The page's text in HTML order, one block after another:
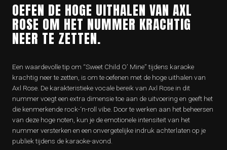
OEFEN DE HOGE UITHALEN VAN AXL
ROSE OM HET NUMMER KRACHTIG
NEER TE ZETTEN.
Een waardevolle tip om “Sweet Child O’ Mine” tijdens karaoke
krachtig neer te zetten, is om te oefenen met de hoge uithalen van
Axl Rose. De karakteristieke vocale bereik van Axl Rose in dit
nummer voegt een extra dimensie toe aan de uitvoering en geeft het
die kenmerkende rock-‘n-roll vibe. Door te werken aan het beheersen
van deze hoge noten, kun je de emotionele intensiteit van het
nummer versterken en een onvergetelijke indruk achterlaten op je
publiek tijdens de karaoke-avond.